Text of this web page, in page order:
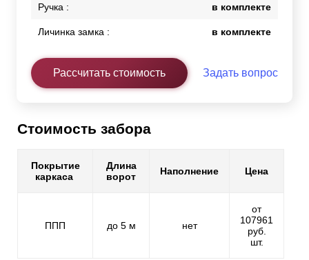
Ручка : в комплекте
Личинка замка : в комплекте
Рассчитать стоимость Задать вопрос
Стоимость забора
Покрытие
каркаса
Длина
ворот
Наполнение Цена
ППП до 5 м нет
от
107961
руб.
шт.